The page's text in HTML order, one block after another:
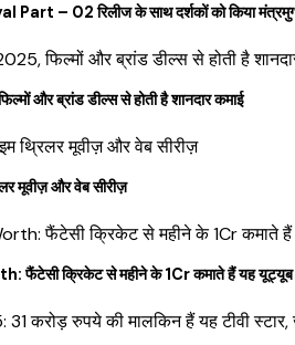
– 02 रिलीज के साथ दर्शकों को किया
और ब्रांड डील्स से होती है शानदार कमाई
मूवीज़ और वेब सीरीज़
क्रिकेट से महीने के 1Cr कमाते हैं यह यूट्यूब